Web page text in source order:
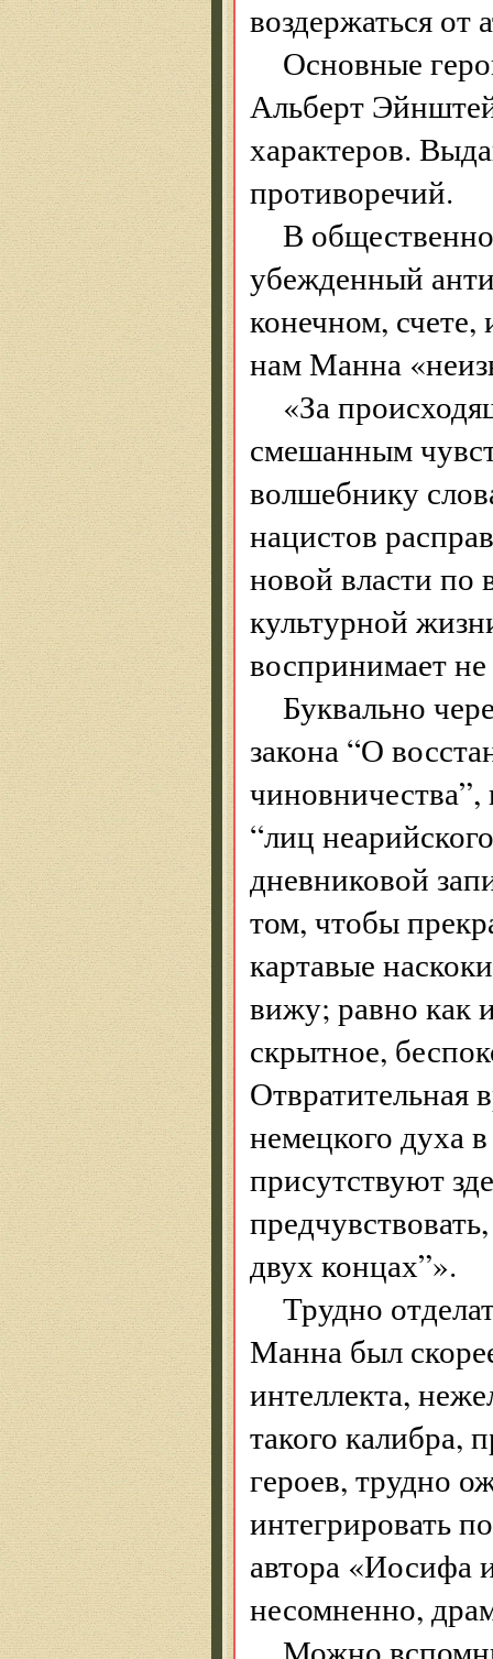
воздержаться
Основные
Альберт
характеров.
противоречий.
В
убежденный
конечном, счете,
нам Манна
«За
смешанным
волшебнику
нацистов
новой власти по
культурной
воспринимает
Буквально
закона “О
“лиц
дневниковой
том, чтобы
картавые
вижу; равно как
скрытное,
Отвратительная
немецкого духа
присутствуют
двух концах”».
Трудно
Манна был
интеллекта,
такого калибра,
героев, трудно
интегрировать
автора «Иосифа
несомненно,